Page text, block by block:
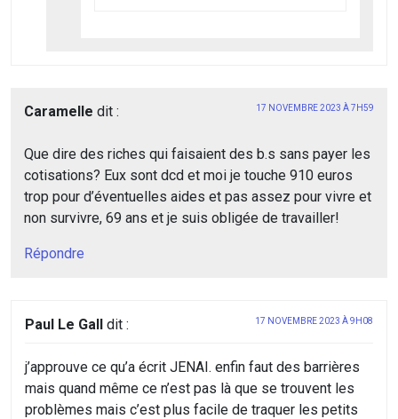
Caramelle dit : 17 NOVEMBRE 2023 À 7H59
Que dire des riches qui faisaient des b.s sans payer les
cotisations? Eux sont dcd et moi je touche 910 euros
trop pour d’éventuelles aides et pas assez pour vivre et
non survivre, 69 ans et je suis obligée de travailler!
Répondre
Paul Le Gall dit : 17 NOVEMBRE 2023 À 9H08
j’approuve ce qu’a écrit JENAI. enfin faut des barrières
mais quand même ce n’est pas là que se trouvent les
problèmes mais c’est plus facile de traquer les petits